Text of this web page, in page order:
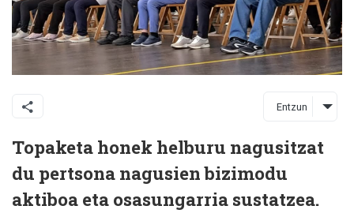
Entzun
Topaketa honek helburu nagusitzat
du pertsona nagusien bizimodu
aktiboa eta osasungarria sustatzea.